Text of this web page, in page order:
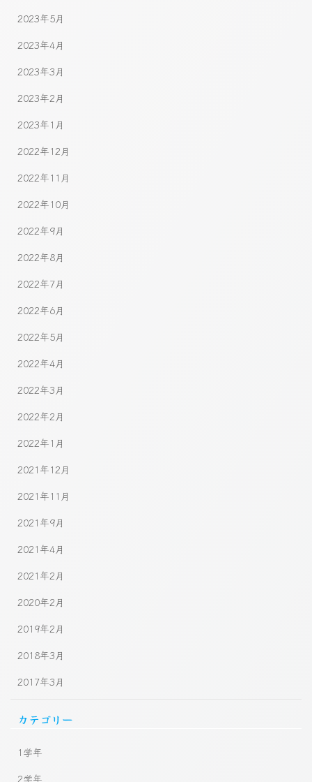
2023年5月
2023年4月
2023年3月
2023年2月
2023年1月
2022年12月
2022年11月
2022年10月
2022年9月
2022年8月
2022年7月
2022年6月
2022年5月
2022年4月
2022年3月
2022年2月
2022年1月
2021年12月
2021年11月
2021年9月
2021年4月
2021年2月
2020年2月
2019年2月
2018年3月
2017年3月
カテゴリー
1学年
2学年